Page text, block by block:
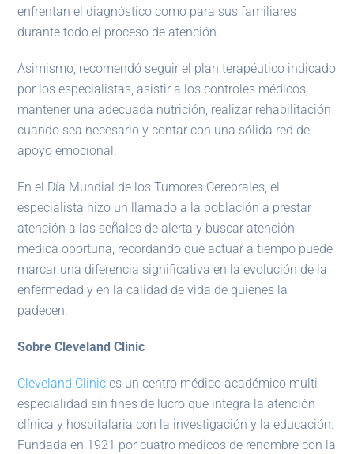
enfrentan el diagnóstico como para sus familiares
durante todo el proceso de atención.
Asimismo, recomendó seguir el plan terapéutico indicado
por los especialistas, asistir a los controles médicos,
mantener una adecuada nutrición, realizar rehabilitación
cuando sea necesario y contar con una sólida red de
apoyo emocional.
En el Día Mundial de los Tumores Cerebrales, el
especialista hizo un llamado a la población a prestar
atención a las señales de alerta y buscar atención
médica oportuna, recordando que actuar a tiempo puede
marcar una diferencia significativa en la evolución de la
enfermedad y en la calidad de vida de quienes la
padecen.
Sobre Cleveland Clinic
Cleveland Clinic es un centro médico académico multi
especialidad sin fines de lucro que integra la atención
clínica y hospitalaria con la investigación y la educación.
Fundada en 1921 por cuatro médicos de renombre con la